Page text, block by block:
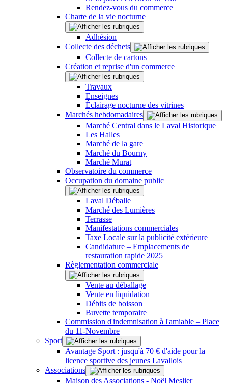
Rendez-vous du commerce
Charte de la vie nocturne
Adhésion
Collecte des déchets
Collecte de cartons
Création et reprise d'un commerce
Travaux
Enseignes
Éclairage nocturne des vitrines
Marchés hebdomadaires
Marché Central dans le Laval Historique
Les Halles
Marché de la gare
Marché du Bourny
Marché Murat
Observatoire du commerce
Occupation du domaine public
Laval Déballe
Marché des Lumières
Terrasse
Manifestations commerciales
Taxe Locale sur la publicité extérieure
Candidature – Emplacements de
restauration rapide 2025
Règlementation commerciale
Vente au déballage
Vente en liquidation
Débits de boisson
Buvette temporaire
Commission d'indemnisation à l'amiable – Place
du 11-Novembre
Sport
Avantage Sport : jusqu'à 70 € d'aide pour la
licence sportive des jeunes Lavallois
Associations
Maison des Associations - Noël Meslier